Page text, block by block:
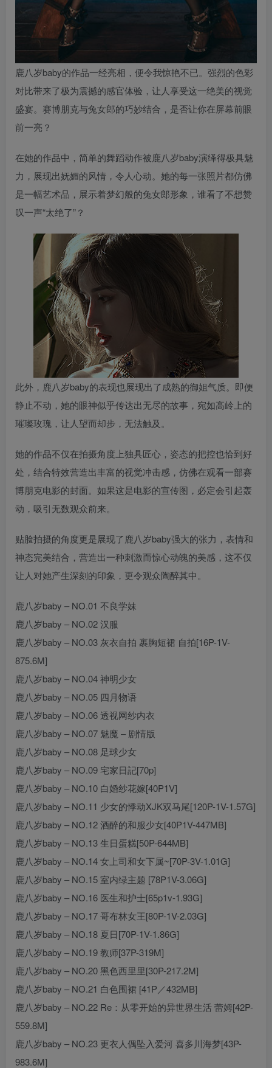
鹿八岁baby的作品一经亮相，便令我惊艳不已。强烈的色彩
对比带来了极为震撼的感官体验，让人享受这一绝美的视觉
盛宴。赛博朋克与兔女郎的巧妙结合，是否让你在屏幕前眼
前一亮？
在她的作品中，简单的舞蹈动作被鹿八岁baby演绎得极具魅
力，展现出妩媚的风情，令人心动。她的每一张照片都仿佛
是一幅艺术品，展示着梦幻般的兔女郎形象，谁看了不想赞
叹一声“太绝了”？
此外，鹿八岁baby的表现也展现出了成熟的御姐气质。即便
静止不动，她的眼神似乎传达出无尽的故事，宛如高岭上的
璀璨玫瑰，让人望而却步，无法触及。
她的作品不仅在拍摄角度上独具匠心，姿态的把控也恰到好
处，结合特效营造出丰富的视觉冲击感，仿佛在观看一部赛
博朋克电影的封面。如果这是电影的宣传图，必定会引起轰
动，吸引无数观众前来。
贴脸拍摄的角度更是展现了鹿八岁baby强大的张力，表情和
神态完美结合，营造出一种刺激而惊心动魄的美感，这不仅
让人对她产生深刻的印象，更令观众陶醉其中。
鹿八岁baby – NO.01 不良学妹
鹿八岁baby – NO.02 汉服
鹿八岁baby – NO.03 灰衣自拍 裹胸短裙 自拍[16P-1V-
875.6M]
鹿八岁baby – NO.04 神明少女
鹿八岁baby – NO.05 四月物语
鹿八岁baby – NO.06 透视网纱内衣
鹿八岁baby – NO.07 魅魔 – 剧情版
鹿八岁baby – NO.08 足球少女
鹿八岁baby – NO.09 宅家日記[70p]
鹿八岁baby – NO.10 白婚纱花嫁[40P1V]
鹿八岁baby – NO.11 少女的悸动XJK双马尾[120P-1V-1.57G]
鹿八岁baby – NO.12 酒醉的和服少女[40P1V-447MB]
鹿八岁baby – NO.13 生日蛋糕[50P-644MB]
鹿八岁baby – NO.14 女上司和女下属~[70P-3V-1.01G]
鹿八岁baby – NO.15 室内绿主题 [78P1V-3.06G]
鹿八岁baby – NO.16 医生和护士[65p1v-1.93G]
鹿八岁baby – NO.17 哥布林女王[80P-1V-2.03G]
鹿八岁baby – NO.18 夏日[70P-1V-1.86G]
鹿八岁baby – NO.19 教师[37P-319M]
鹿八岁baby – NO.20 黑色西里里[30P-217.2M]
鹿八岁baby – NO.21 白色围裙 [41P／432MB]
鹿八岁baby – NO.22 Re：从零开始的异世界生活 蕾姆[42P-
559.8M]
鹿八岁baby – NO.23 更衣人偶坠入爱河 喜多川海梦[43P-
983.6M]